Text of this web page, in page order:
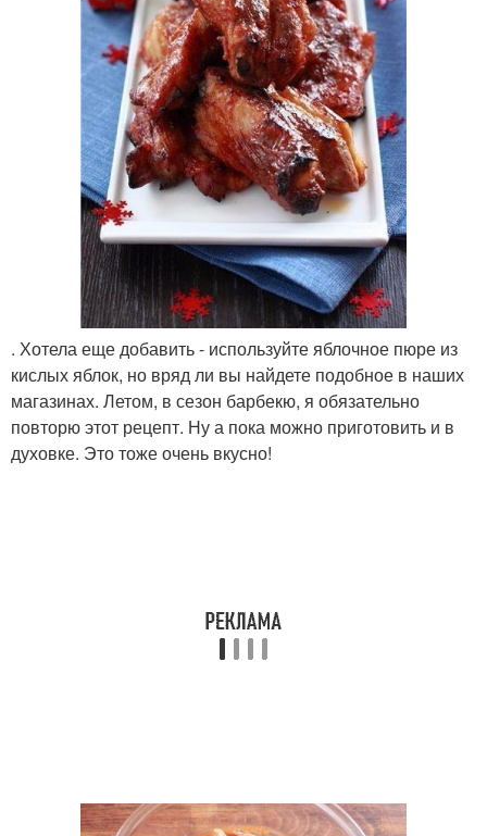
. Хотела еще добавить - используйте яблочное пюре из
кислых яблок, но вряд ли вы найдете подобное в наших
магазинах. Летом, в сезон барбекю, я обязательно
повторю этот рецепт. Ну а пока можно приготовить и в
духовке. Это тоже очень вкусно!